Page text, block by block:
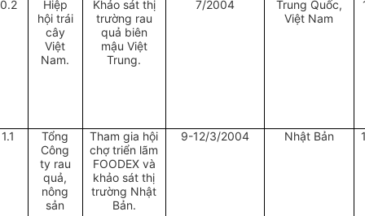
Hiệp
hội trái
cây
Việt
Nam.
Khảo sát thị
trường rau
quả biên
mậu Việt
Trung.
7/2004
Trung Quốc,
Việt Nam
Tổng
Công
ty rau
quả,
nông
sản
Tham gia hội
chợ triển lãm
FOODEX và
khảo sát thị
trường Nhật
Bản.
9-12/3/2004 Nhật Bản